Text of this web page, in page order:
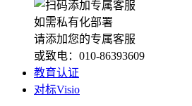
如需私有化部署
请添加您的专属客服
或致电：010-86393609
教育认证
对标Visio